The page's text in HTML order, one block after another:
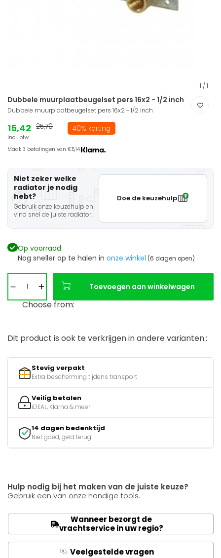
1 / 1
Dubbele muurplaatbeugelset pers 16x2 - 1/2 inch
Dubbele muurplaatbeugelset pers 16x2 - 1/2 inch
15,42
Incl. btw
25,70 40% korting
Maak 3 betalingen van €5,14.
Niet zeker welke
radiator je nodig
hebt?
Gebruik onze keuzehulp en
vind snel de juiste radiator.
Doe de keuzehulp
Op voorraad
Nog sneller op te halen in onze winkel (6 dagen open)
Toevoegen aan winkelwagen
Choose from:
Dit product is ook te verkrijgen in andere varianten.:
Stevig verpakt
Extra bescherming tijdens transport
Veilig betalen
iDEAL, Klarna & meer
14 dagen bedenktijd
Niet goed, geld terug
Hulp nodig bij het maken van de juiste keuze?
Gebruik een van onze handige tools.
Wanneer bezorgt de
vrachtservice in uw regio?
Q Veelgestelde vragen